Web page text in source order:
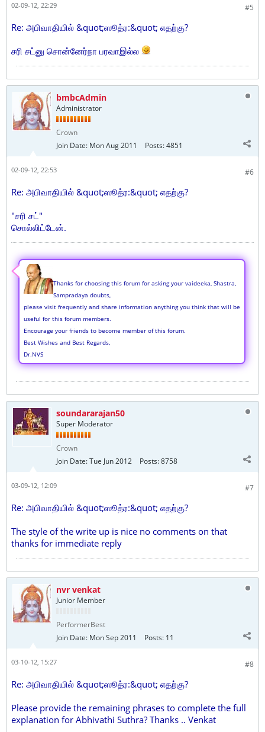
#5
02-09-12, 22:29
Re: அபிவாதியில் &quot;ஸூத்ர:&quot; எதற்கு?
சரி சட்னு சொன்னேர்நா பரவாஇல்ல
bmbcAdmin
Administrator
Crown
Join Date: Mon Aug 2011 Posts:4851
#6
02-09-12, 22:53
Re: அபிவாதியில் &quot;ஸூத்ர:&quot; எதற்கு?
"சரி சட்"
சொல்லிட்டேன்.
Thanks for choosing this forum for asking your vaideeka, Shastra,
Sampradaya doubts,
please visit frequently and share information anything you think that will be
useful for this forum members.
Encourage your friends to become member of this forum.
Best Wishes and Best Regards,
Dr.NVS
soundararajan50
Super Moderator
Crown
Join Date:Tue Jun 2012 Posts:8758
#7
03-09-12, 12:09
Re: அபிவாதியில் &quot;ஸூத்ர:&quot; எதற்கு?
The style of the write up is nice no comments on that
thanks for immediate reply
nvr venkat
Junior Member
PerformerBest
Join Date: Mon Sep 2011 Posts: 11
#8
03-10-12, 15:27
Re: அபிவாதியில் &quot;ஸூத்ர:&quot; எதற்கு?
Please provide the remaining phrases to complete the full
explanation for Abhivathi Suthra? Thanks .. Venkat